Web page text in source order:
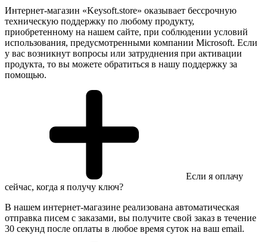
Интернет-магазин «Keysoft.store» оказывает бессрочную
техническую поддержку по любому продукту,
приобретенному на нашем сайте, при соблюдении условий
использования, предусмотренными компании Microsoft. Если
у вас возникнут вопросы или затруднения при активации
продукта, то вы можете обратиться в нашу поддержку за
помощью.
Если я оплачу
сейчас, когда я получу ключ?
В нашем интернет-магазине реализована автоматическая
отправка писем с заказами, вы получите свой заказ в течение
30 секунд после оплаты в любое время суток на ваш email.